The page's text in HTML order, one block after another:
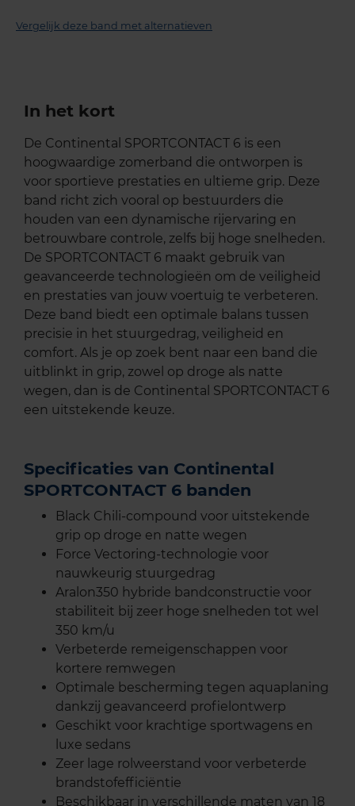
Vergelijk deze band met alternatieven
In het kort
De Continental SPORTCONTACT 6 is een
hoogwaardige zomerband die ontworpen is
voor sportieve prestaties en ultieme grip. Deze
band richt zich vooral op bestuurders die
houden van een dynamische rijervaring en
betrouwbare controle, zelfs bij hoge snelheden.
De SPORTCONTACT 6 maakt gebruik van
geavanceerde technologieën om de veiligheid
en prestaties van jouw voertuig te verbeteren.
Deze band biedt een optimale balans tussen
precisie in het stuurgedrag, veiligheid en
comfort. Als je op zoek bent naar een band die
uitblinkt in grip, zowel op droge als natte
wegen, dan is de Continental SPORTCONTACT 6
een uitstekende keuze.
Specificaties van Continental
SPORTCONTACT 6 banden
Black Chili-compound voor uitstekende
grip op droge en natte wegen
Force Vectoring-technologie voor
nauwkeurig stuurgedrag
Aralon350 hybride bandconstructie voor
stabiliteit bij zeer hoge snelheden tot wel
350 km/u
Verbeterde remeigenschappen voor
kortere remwegen
Optimale bescherming tegen aquaplaning
dankzij geavanceerd profielontwerp
Geschikt voor krachtige sportwagens en
luxe sedans
Zeer lage rolweerstand voor verbeterde
brandstofefficiëntie
Beschikbaar in verschillende maten van 18